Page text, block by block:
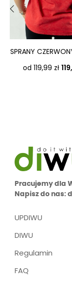
SPRANY
od 119,99 zł
Pracujemy dla
Napisz do nas:
UPDIWU
DIWU
Regulamin
FAQ